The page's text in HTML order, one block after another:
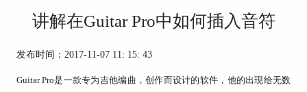
讲解在Guitar Pro中如何插入音符
发布时间：2017-11-07 11: 15: 43
Guitar Pro是一款专为吉他编曲，创作而设计的软件，他的出现给无数